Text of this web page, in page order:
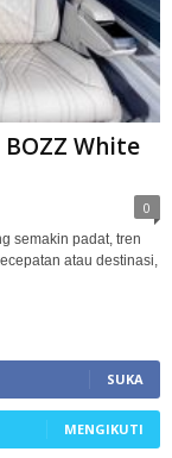
White
0
semakin padat, tren
atau destinasi,
SUKA
MENGIKUTI